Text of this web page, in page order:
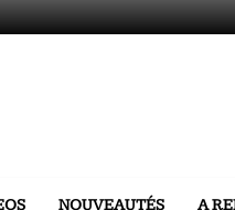
NOUVEAUTÉS A